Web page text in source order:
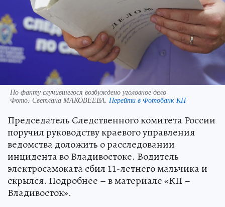
По факту случившегося возбуждено уголовное дело
Фото: Светлана МАКОВЕЕВА. Перейти в Фотобанк КП
Председатель Следственного комитета России
поручил руководству краевого управления
ведомства доложить о расследовании
инцидента во Владивостоке. Водитель
электросамоката сбил 11-летнего мальчика и
скрылся. Подробнее – в материале «КП –
Владивосток».